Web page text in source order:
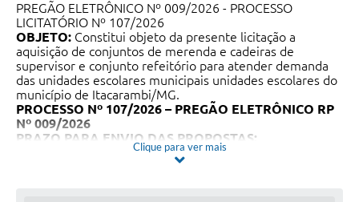
PREGÃO ELETRÔNICO Nº 009/2026 - PROCESSO
LICITATÓRIO Nº 107/2026
OBJETO: Constitui objeto da presente licitação a
aquisição de conjuntos de merenda e cadeiras de
supervisor e conjunto refeitório para atender demanda
das unidades escolares municipais unidades escolares do
município de Itacarambi/MG.
PROCESSO Nº 107/2026 – PREGÃO ELETRÔNICO RP
Nº 009/2026
PRAZO PARA ENVIO DAS PROPOSTAS:
• Início do recebimento das propostas: dia 06/07/2026, a
Clique para ver mais